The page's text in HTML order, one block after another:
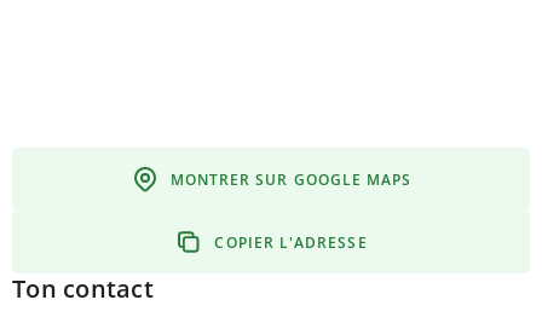
MONTRER SUR GOOGLE MAPS
COPIER L'ADRESSE
Ton contact